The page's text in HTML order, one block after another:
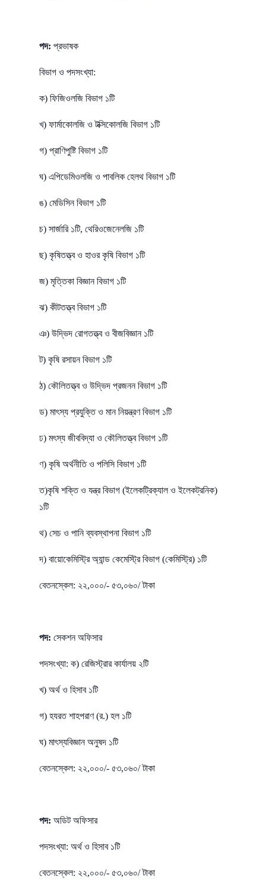
পদ: প্রভাষক
বিভাগ ও পদসংখ্যা:
ক) ফিজিওলজি বিভাগ ১টি
খ) ফার্মাকোলজি ও টক্সিকোলজি বিভাগ ১টি
গ) প্রাণিপুষ্টি বিভাগ ১টি
ঘ) এপিডেমিওলজি ও পাবলিক হেলথ বিভাগ ১টি
ঙ) মেডিসিন বিভাগ ১টি
চ) সার্জারি ১টি, থেরিওজেনেলজি ১টি
ছ) কৃষিতত্ত্ব ও হাওর কৃষি বিভাগ ১টি
জ) মৃত্তিকা বিজ্ঞান বিভাগ ১টি
ঝ) কীটতত্ত্ব বিভাগ ১টি
ঞ) উদ্ভিদ রোগতত্ত্ব ও বীজবিজ্ঞান ১টি
ট) কৃষি রসায়ন বিভাগ ১টি
ঠ) কৌলিতত্ত্ব ও উদ্ভিদ প্রজনন বিভাগ ১টি
ড) মাৎস্য প্রযুক্তি ও মান নিয়ন্ত্রণ বিভাগ ১টি
ঢ) মৎস্য জীববিদ্যা ও কৌলিতত্ত্ব বিভাগ ১টি
ণ) কৃষি অর্থনীতি ও পলিসি বিভাগ ১টি
ত)কৃষি শক্তি ও যন্ত্র বিভাগ (ইলেকট্রিক্যাল ও ইলেকট্রনিক)
১টি
থ) সেচ ও পানি ব্যবস্থাপনা বিভাগ ১টি
দ) বায়োকেমিস্ট্রি অ্যান্ড কেমেস্ট্রি বিভাগ (কেমিস্ট্রি) ১টি
বেতনস্কেল: ২২,০০০/- ৫৩,০৬০/ টাকা
পদ: সেকশন অফিসার
পদসংখ্যা: ক) রেজিস্ট্রার কার্যালয় ২টি
খ) অর্থ ও হিসাব ১টি
গ) হযরত শাহপরাণ (র.) হল ১টি
ঘ) মাৎস্যবিজ্ঞান অনুষদ ১টি
বেতনস্কেল: ২২,০০০/- ৫৩,০৬০/ টাকা
পদ: অডিট অফিসার
পদসংখ্যা: অর্থ ও হিসাব ১টি
বেতনস্কেল: ২২,০০০/- ৫৩,০৬০/ টাকা